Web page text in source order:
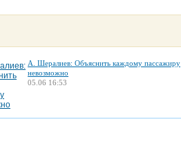
А. Шералиев: Объяснить каждому пассажиру
невозможно
05.06 16:53